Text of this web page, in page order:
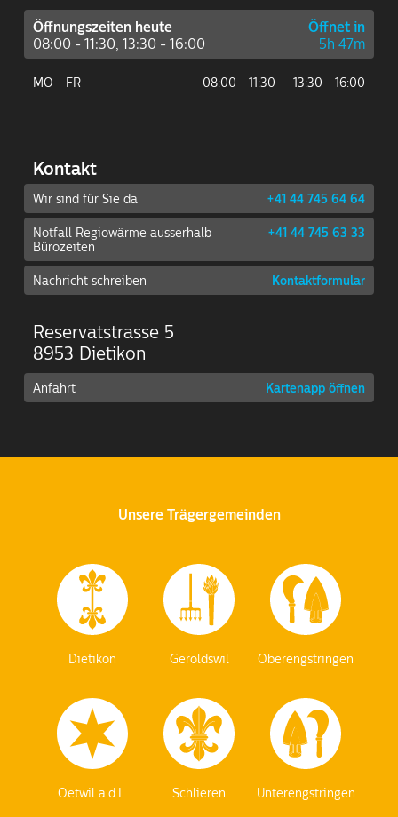
Öffnungszeiten heute
08:00 - 11:30, 13:30 - 16:00
Öffnet in
5h 47m
MO - FR 08:00 - 11:30 13:30 - 16:00
Kontakt
Wir sind für Sie da +41 44 745 64 64
Notfall Regiowärme ausserhalb
Bürozeiten
+41 44 745 63 33
Nachricht schreiben Kontaktformular
Reservatstrasse 5
8953 Dietikon
Anfahrt Kartenapp öffnen
Unsere Trägergemeinden
Dietikon Geroldswil Oberengstringen
Oetwil a.d.L. Schlieren Unterengstringen